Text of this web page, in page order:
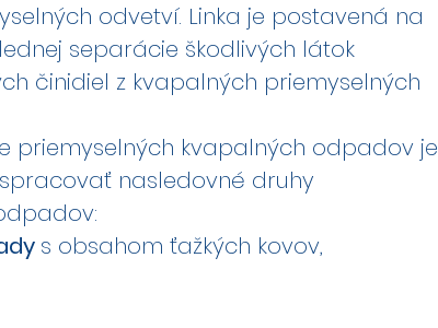
odvetví. Linka je postavená na
separácie škodlivých látok
činidiel z kvapalných priemyselných
priemyselných kvapalných odpadov je
nasledovné druhy
s obsahom ťažkých kovov,